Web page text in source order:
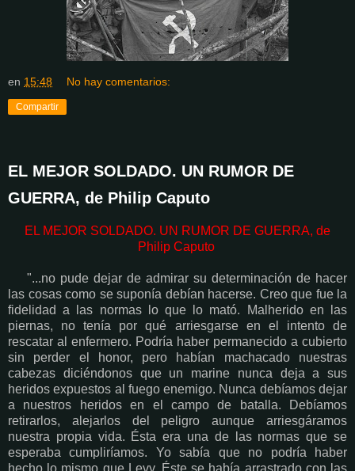
en 15:48 No hay comentarios:
Compartir
EL MEJOR SOLDADO. UN RUMOR DE
GUERRA, de Philip Caputo
EL MEJOR SOLDADO. UN RUMOR DE GUERRA, de
Philip Caputo
"...no pude dejar de admirar su determinación de hacer
las cosas como se suponía debían hacerse. Creo que fue la
fidelidad a las normas lo que lo mató. Malherido en las
piernas, no tenía por qué arriesgarse en el intento de
rescatar al enfermero. Podría haber permanecido a cubierto
sin perder el honor, pero habían machacado nuestras
cabezas diciéndonos que un marine nunca deja a sus
heridos expuestos al fuego enemigo. Nunca debíamos dejar
a nuestros heridos en el campo de batalla. Debíamos
retirarlos, alejarlos del peligro aunque arriesgáramos
nuestra propia vida. Ésta era una de las normas que se
esperaba cumpliríamos. Yo sabía que no podría haber